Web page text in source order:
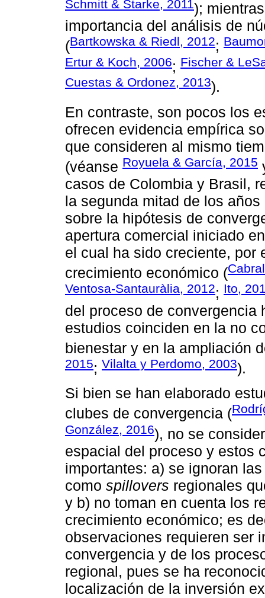
Schmitt & Starke, 2011);
importancia del análisis de
(Bartkowska & Riedl, 2012;
Ertur & Koch, 2006; Fischer &
Cuestas & Ordonez, 2013).
En contraste, son pocos los
ofrecen evidencia empírica
que consideren al mismo
(véanse Royuela & García, 2015
casos de Colombia y Brasil,
la segunda mitad de los
sobre la hipótesis de
apertura comercial iniciado
el cual ha sido creciente, por
crecimiento económico (
Ventosa-Santauràlia, 2012; Ito,
del proceso de convergencia
estudios coinciden en la no
bienestar y en la ampliación
2015; Vilalta y Perdomo, 2003).
Si bien se han elaborado
clubes de convergencia (
González, 2016), no se
espacial del proceso y estos
importantes: a) se ignoran
como spillovers regionales
y b) no toman en cuenta los
crecimiento económico; es
observaciones requieren ser
convergencia y de los
regional, pues se ha
localización de la inversión